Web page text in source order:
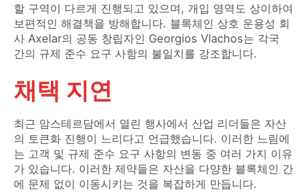
할 구역이 다르게 진행되고 있으며, 개입 영역도 상이하여
보편적인 해결책을 방해합니다. 블록체인 상호 운용성 회
사 Axelar의 공동 창립자인 Georgios Vlachos는 각국
간의 규제 준수 요구 사항의 불일치를 강조합니다.
채택 지연
최근 암스테르담에서 열린 행사에서 산업 리더들은 자산
의 토큰화 진행이 느리다고 언급했습니다. 이러한 느림에
는 고객 및 규제 준수 요구 사항의 변동 중 여러 가지 이유
가 있습니다. 이러한 제약들은 자산을 다양한 블록체인 간
에 문제 없이 이동시키는 것을 복잡하게 만듭니다.